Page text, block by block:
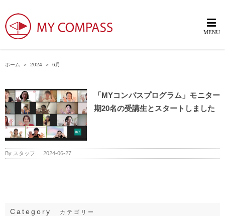
ホーム ＞ 2024 ＞ 6月
「MYコンパスプログラム」モニター
期20名の受講生とスタートしました
By スタッフ 2024-06-27
Category カテゴリー